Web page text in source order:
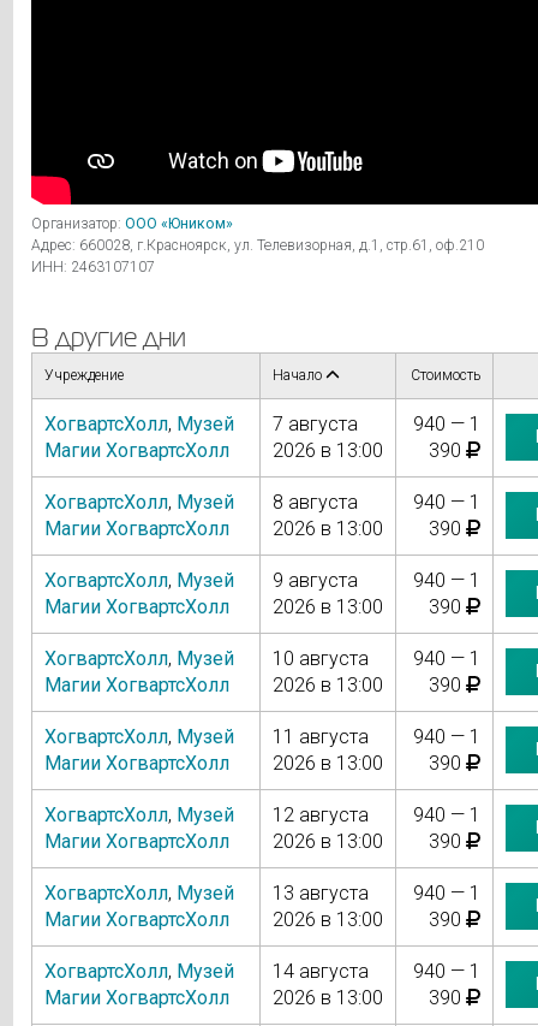
Организатор: ООО «Юником»
Адрес: 660028, г.Красноярск, ул. Телевизорная, д.1, стр.61, оф.210
ИНН: 2463107107
В другие дни
Учреждение Начало Стоимость
ХогвартсХолл, Музей
Магии ХогвартсХолл
7 августа
2026 в 13:00
940 — 1
390
ХогвартсХолл, Музей
Магии ХогвартсХолл
8 августа
2026 в 13:00
940 — 1
390
ХогвартсХолл, Музей
Магии ХогвартсХолл
9 августа
2026 в 13:00
940 — 1
390
ХогвартсХолл, Музей
Магии ХогвартсХолл
10 августа
2026 в 13:00
940 — 1
390
ХогвартсХолл, Музей
Магии ХогвартсХолл
11 августа
2026 в 13:00
940 — 1
390
ХогвартсХолл, Музей
Магии ХогвартсХолл
12 августа
2026 в 13:00
940 — 1
390
ХогвартсХолл, Музей
Магии ХогвартсХолл
13 августа
2026 в 13:00
940 — 1
390
ХогвартсХолл, Музей
Магии ХогвартсХолл
14 августа
2026 в 13:00
940 — 1
390